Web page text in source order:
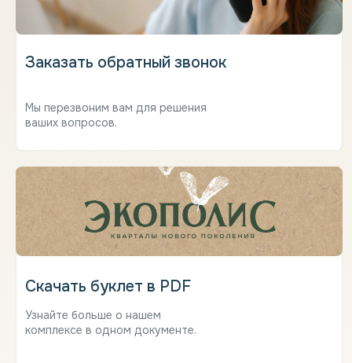
Заказать обратный звонок
Скачать буклет в PDF
Мы перезвоним вам для решения
ваших вопросов.
Узнайте больше о нашем
комплексе в одном документе.